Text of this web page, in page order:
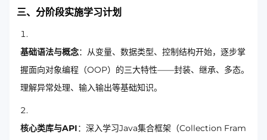
三、分阶段实施学习计划
基础语法与概念：从变量、数据类型、控制结构开始，逐步掌
握面向对象编程（OOP）的三大特性——封装、继承、多态。
理解异常处理、输入输出等基础知识。
核心类库与API：深入学习Java集合框架（Collection Fram